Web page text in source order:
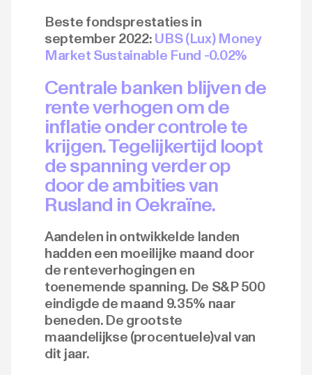
Beste fondsprestaties in
september 2022: UBS (Lux) Money
Market Sustainable Fund -0.02%
Centrale banken blijven de
rente verhogen om de
inflatie onder controle te
krijgen. Tegelijkertijd loopt
de spanning verder op
door de ambities van
Rusland in Oekraïne.
Aandelen in ontwikkelde landen
hadden een moeilijke maand door
de renteverhogingen en
toenemende spanning. De S&P 500
eindigde de maand 9.35% naar
beneden. De grootste
maandelijkse (procentuele)val van
dit jaar.